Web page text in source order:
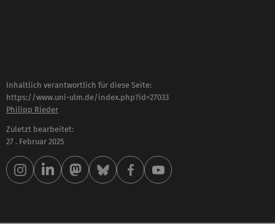
Inhaltlich verantwortlich für diese Seite:
https://www.uni-ulm.de/index.php?id=27033
Philipp Rieder
Zuletzt bearbeitet:
27 . Februar 2025